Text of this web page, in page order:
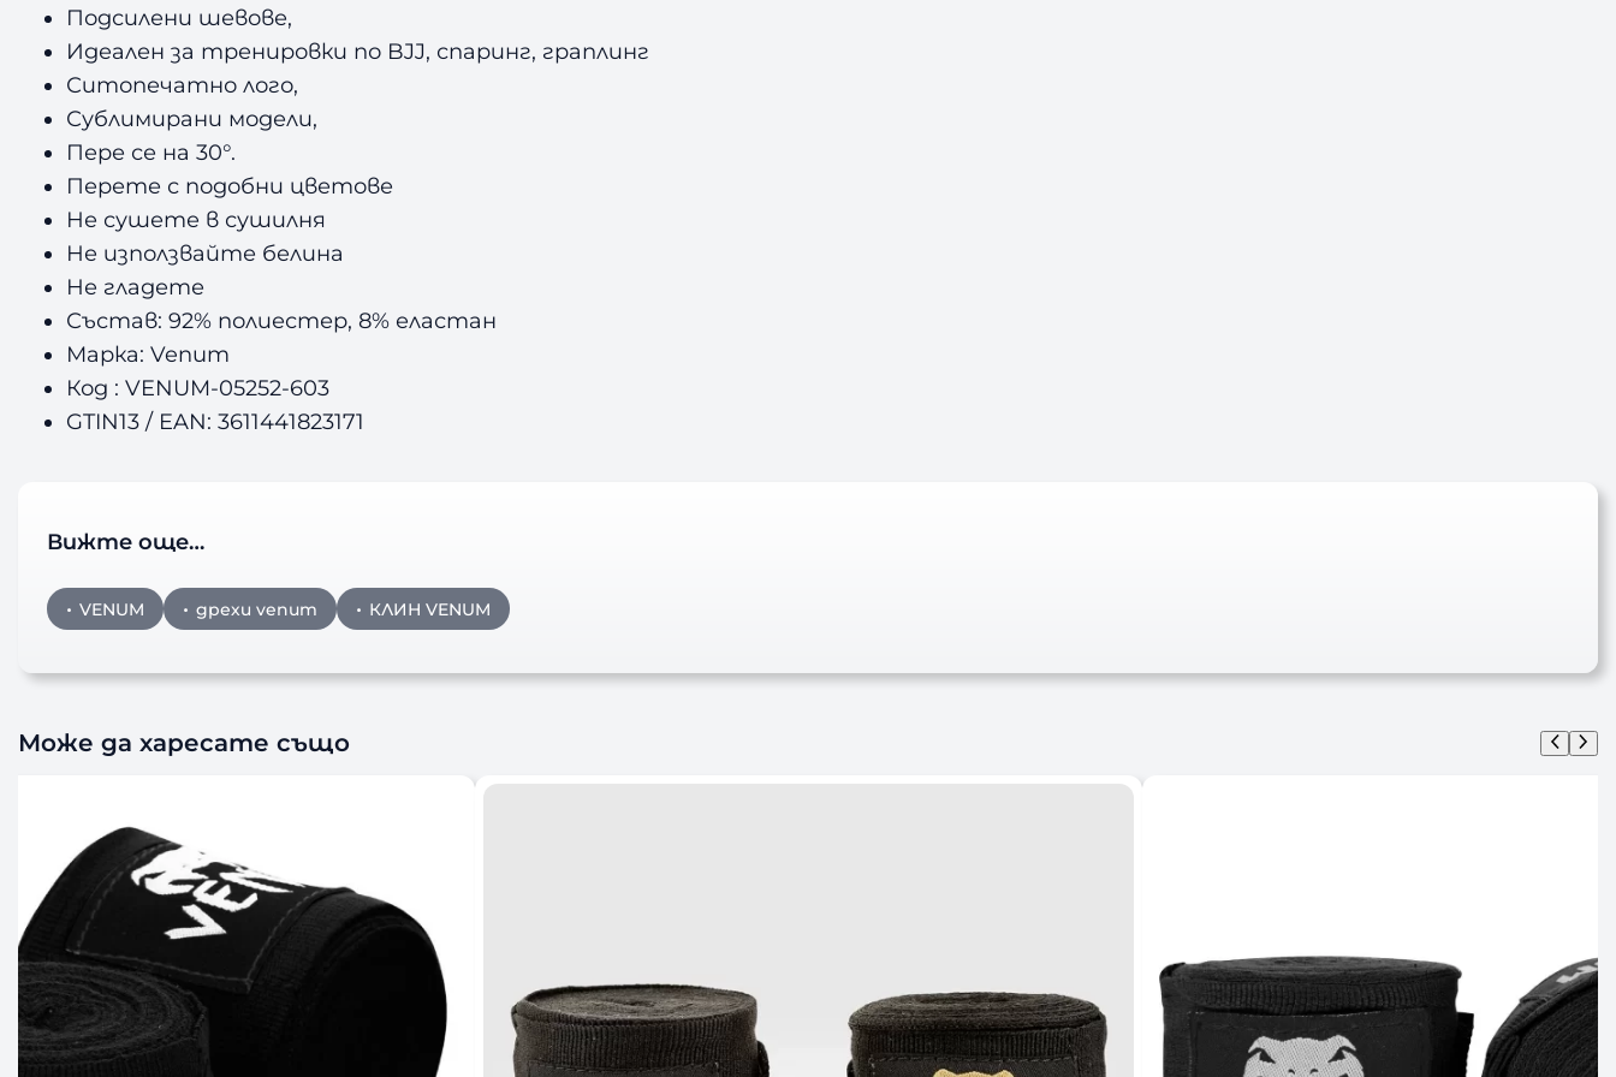
Подсилени шевове,
Идеален за тренировки по BJJ, спаринг, граплинг
Ситопечатно лого,
Сублимирани модели,
Пере се на 30°.
Перете с подобни цветове
Не сушете в сушилня
Не използвайте белина
Не гладете
Състав: 92% полиестер, 8% еластан
Марка: Venum
Код : VENUM-05252-603
GTIN13 / EAN: 3611441823171
Вижте още…
VENUM дрехи venum КЛИН VENUM
Може да харесате също